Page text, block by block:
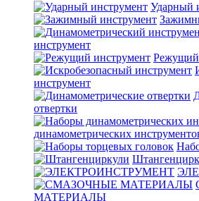
Ударный
инструмент
Режущий
инструмент
отвертки
динамометрических
МАТЕРИАЛЫ